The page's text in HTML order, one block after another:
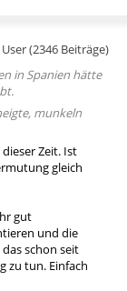
User (2346 Beiträge)
in Spanien hätte
munkeln
Zeit. Ist
gleich
gut
und die
schon seit
zu tun. Einfach